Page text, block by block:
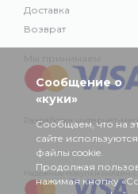
Доставка
Возврат
Разработка интернет-
Надежные покупки онлайн с
Сообщение о
«куки»
Сообщаем, что на
сайте используются
файлы cookie.
Продолжая
нажимая кнопку